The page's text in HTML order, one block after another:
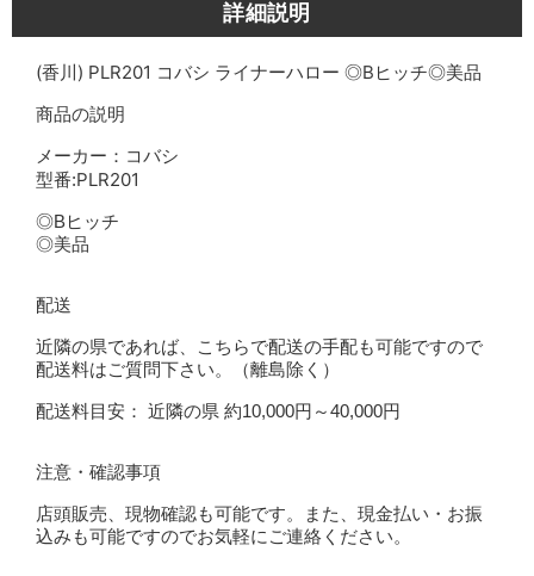
詳細説明
(香川) PLR201 コバシ ライナーハロー ◎Bヒッチ◎美品
商品の説明
メーカー：コバシ
型番:PLR201
◎Bヒッチ
◎美品
配送
近隣の県であれば、こちらで配送の手配も可能ですので
配送料はご質問下さい。（離島除く）
配送料目安： 近隣の県 約10,000円～40,000円
注意・確認事項
店頭販売、現物確認も可能です。また、現金払い・お振
込みも可能ですのでお気軽にご連絡ください。